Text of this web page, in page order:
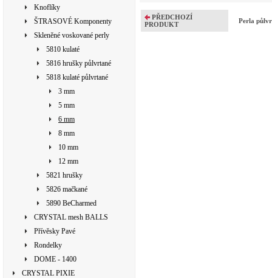
Knoflíky
ŠTRASOVÉ Komponenty
Skleněné voskované perly
5810 kulaté
5816 hrušky půlvrtané
5818 kulaté půlvrtané
3 mm
5 mm
6 mm
8 mm
10 mm
12 mm
5821 hrušky
5826 mačkané
5890 BeCharmed
CRYSTAL mesh BALLS
Přívěsky Pavé
Rondelky
DOME - 1400
CRYSTAL PIXIE
PŘEDCHOZÍ
PRODUKT
Perla